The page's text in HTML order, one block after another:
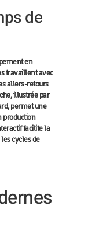
de
en
travaillent avec
allers-retours
illustrée par
permet une
production
facilite la
cycles de